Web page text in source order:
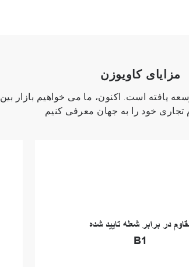
مزایای کاویوزن
یافته است. اکنون، ما می خواهیم بازار
در برابر شعله تایید شده
B1